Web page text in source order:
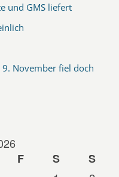
und GMS liefert
November fiel doch
F S
S